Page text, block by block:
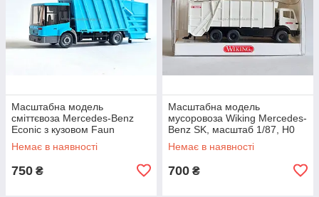
Масштабна модель
сміттєвоза Mercedes-Benz
Econic з кузовом Faun
Variopress, масштаб 1/87, H0
Немає в наявності
750 ₴
Масштабна модель
мусоровоза Wiking Mercedes-
Benz SK, масштаб 1/87, H0
Немає в наявності
700 ₴